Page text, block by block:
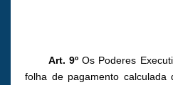
Art. 9º Os Poderes
folha de pagamento